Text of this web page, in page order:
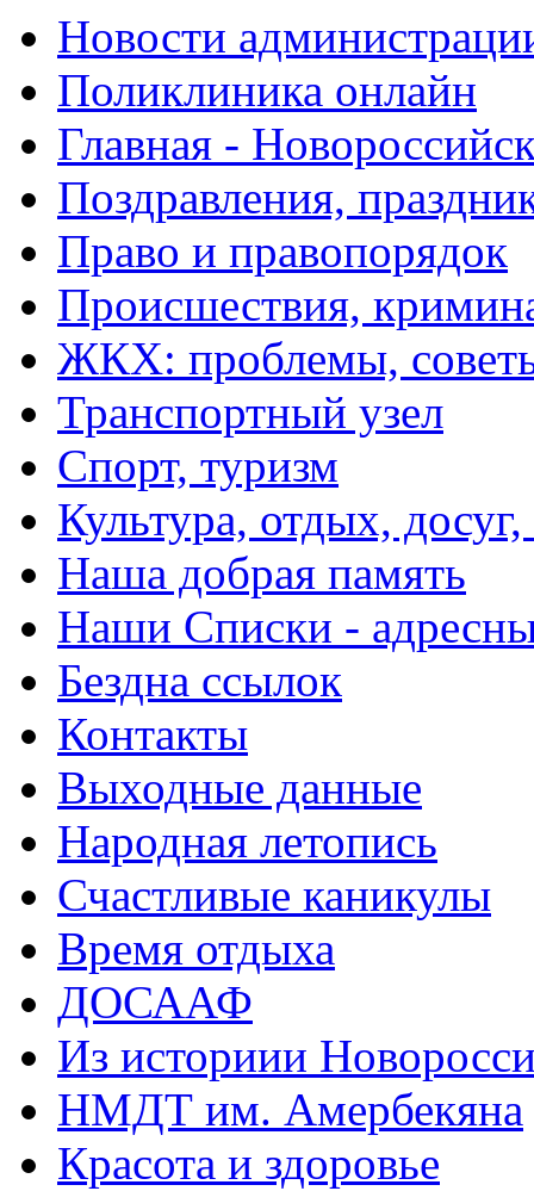
Новости
Поликлиника онлайн
Главная -
Поздравления,
Право и правопорядок
Происшествия,
ЖКХ: проблемы,
Транспортный узел
Спорт, туризм
Культура, отдых,
Наша добрая память
Наши Списки -
Бездна ссылок
Контакты
Выходные данные
Народная летопись
Счастливые каникулы
Время отдыха
ДОСААФ
Из историии
НМДТ им. Амербекяна
Красота и здоровье